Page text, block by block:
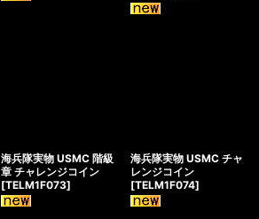
海兵隊実物 USMC 階級
章 チャレンジコイン
[TELM1F073]
海兵隊実物 USMC チャ
レンジコイン
[TELM1F074]